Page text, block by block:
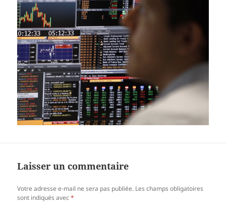
Laisser un commentaire
Votre adresse e-mail ne sera pas publiée. Les champs obligatoires
sont indiqués avec*